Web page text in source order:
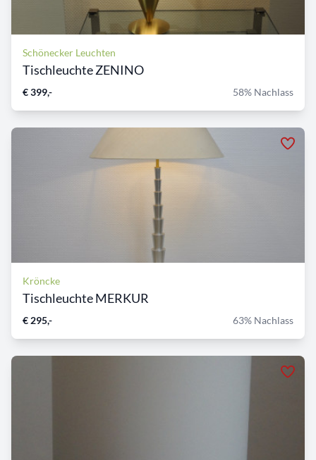
Schönecker Leuchten
Tischleuchte ZENINO
€ 399,- 58% Nachlass
Kröncke
Tischleuchte MERKUR
€ 295,- 63% Nachlass